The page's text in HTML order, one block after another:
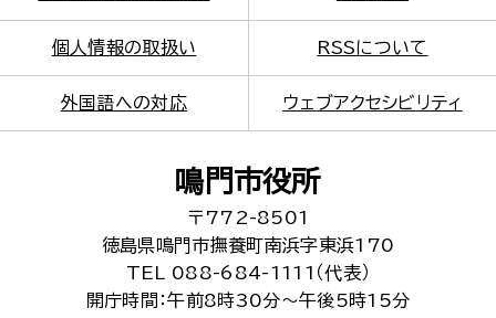
個人情報の取扱い RSSについて
外国語への対応 ウェブアクセシビリティ
鳴門市役所
〒772-8501
徳島県鳴門市撫養町南浜字東浜170
TEL 088-684-1111（代表）
開庁時間：午前8時30分～午後5時15分